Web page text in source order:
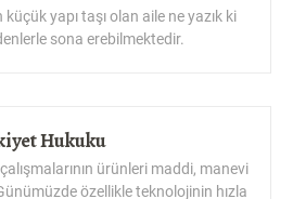
sona erebilmektedir.
ürünleri maddi, manevi
özellikle teknolojinin hızla
hayatımıza hızlı bir şekilde